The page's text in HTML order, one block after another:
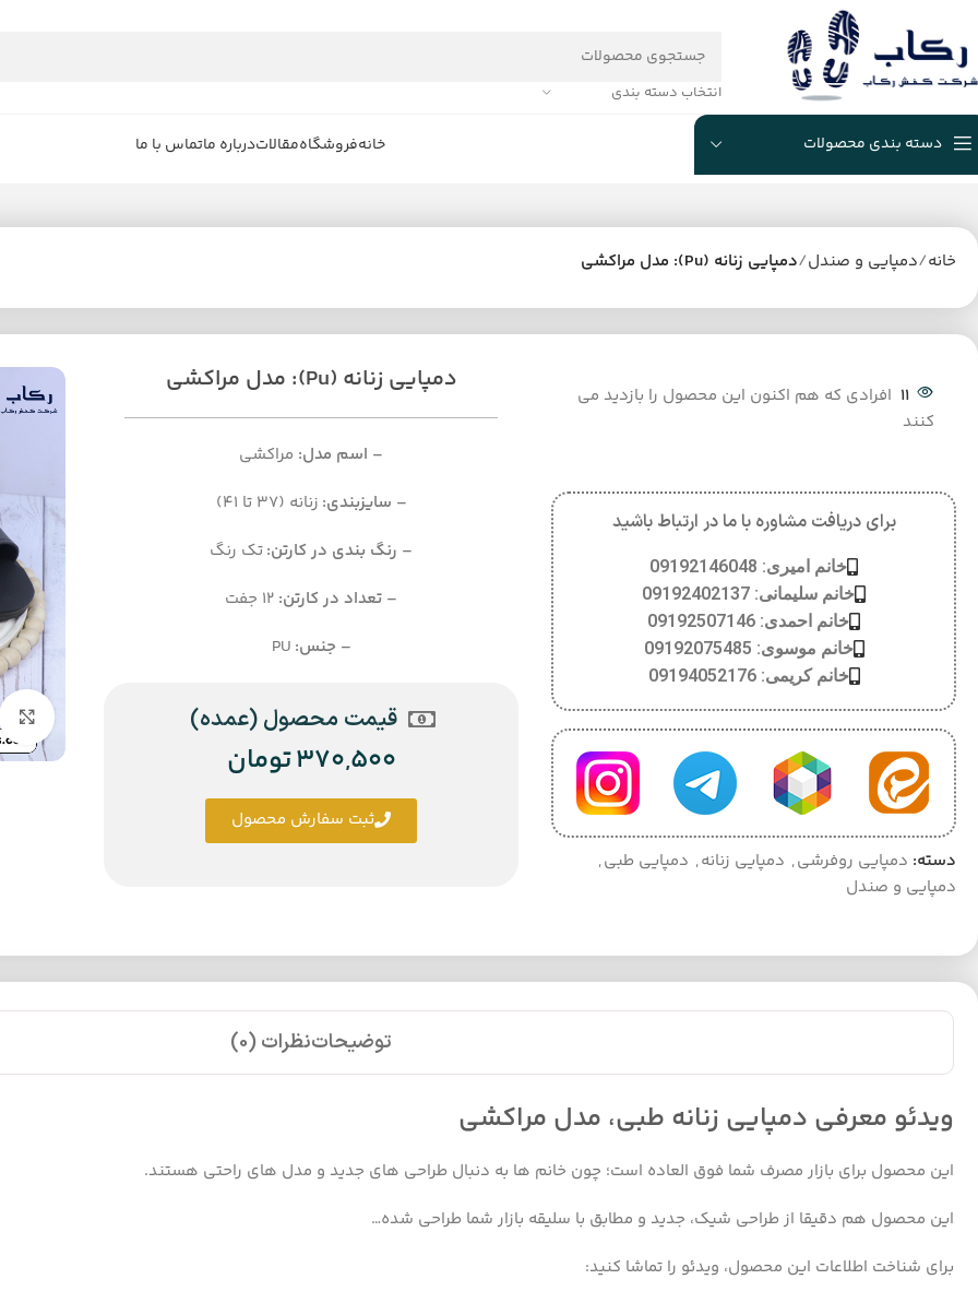
انتخاب دسته بندی
دسته بندی محصولات خانهفروشگاهمقالاتدرباره ماتماس با ما
خانه دمپایی و صندل دمپایی زنانه (Pu): مدل مراکشی
11 افرادی که هم اکنون این محصول را بازدید می
کنند
برای دریافت مشاوره با ما در ارتباط باشید
خانم امیری: 09192146048
خانم سلیمانی: 09192402137
خانم احمدی: 09192507146
خانم موسوی: 09192075485
خانم کریمی: 09194052176
دسته: دمپایی روفرشی, دمپایی زنانه, دمپایی طبی,
دمپایی و صندل
دمپایی زنانه (Pu): مدل مراکشی
– اسم مدل: مراکشی
– سایزبندی: زنانه (37 تا 41)
– رنگ بندی در کارتن:تک رنگ
– تعداد در کارتن:
– جنس:
قیمت محصول (عمده)
370,500تومان
ثبت سفارش محصول
توضیحاتنظرات (0)
ویدئو معرفی دمپایی زنانه طبی، مدل مراکشی
این محصول برای بازار مصرف شما فوق العاده است؛ چون خانم ها به دنبال طراحی های جدید و مدل های راحتی هستند.
این محصول هم دقیقا از طراحی شیک، جدید و مطابق با سلیقه بازار شما طراحی شده…
برای شناخت اطلاعات این محصول، ویدئو را تماشا کنید: